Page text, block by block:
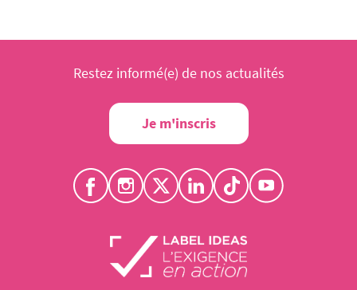
Restez informé(e) de nos actualités
Je m'inscris